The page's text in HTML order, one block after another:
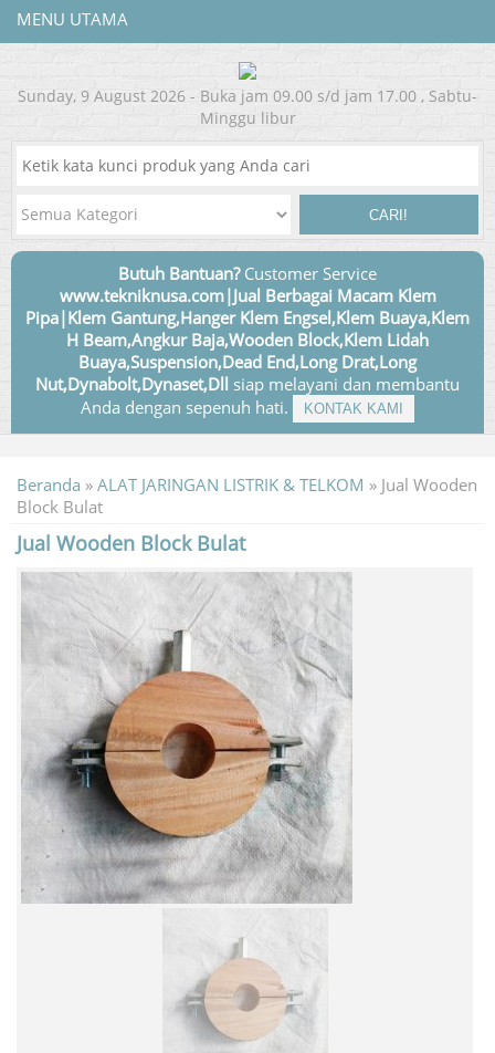
MENU UTAMA
Sunday, 9 August 2026 - Buka jam 09.00 s/d jam 17.00 , Sabtu-
Minggu libur
CARI!
Butuh Bantuan?Customer Service
www.tekniknusa.com|Jual Berbagai Macam Klem
Pipa|Klem Gantung,Hanger Klem Engsel,Klem Buaya,Klem
H Beam,Angkur Baja,Wooden Block,Klem Lidah
Buaya,Suspension,Dead End,Long Drat,Long
Nut,Dynabolt,Dynaset,Dll siap melayani dan membantu
Anda dengan sepenuh hati.
KONTAK KAMI
Beranda » ALAT JARINGAN LISTRIK & TELKOM » Jual Wooden
Block Bulat
Jual Wooden Block Bulat